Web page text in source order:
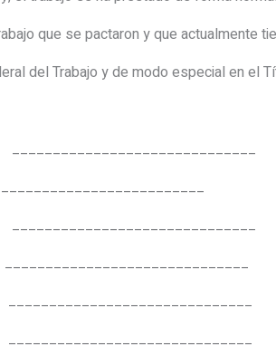
que se pactaron y que actualmente
del Trabajo y de modo especial en el